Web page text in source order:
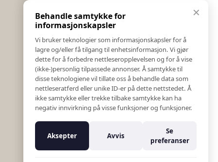
Informasjon
Salgs & Leveringsbetingelser
Registrer reklamasjon eller retur
Kontakt Oss
Bildebank
Følg Oss
Prislister
Etiske Retningslinjer
Åpenhetsloven
Varsling om kritikkverdige forhold
✕
Behandle samtykke for
informasjonskapsler
Vi bruker teknologier som informasjonskapsler for å
lagre og/eller få tilgang til enhetsinformasjon. Vi gjør
dette for å forbedre nettleseropplevelsen og for å vise
(ikke-)personlig tilpassede annonser. Å samtykke til
disse teknologiene vil tillate oss å behandle data som
nettleseratferd eller unike ID-er på dette nettstedet. Å
ikke samtykke eller trekke tilbake samtykke kan ha
negativ innvirkning på visse funksjoner og funksjoner.
Aksepter Avvis
Se
preferanser
Eksklusive nyheter og
tilbud
Meld deg på vårt nyhetsbrev og hold deg oppdatert!
Her får du innblikk i nyheter, kampanjer og
konkurranser.
E-post